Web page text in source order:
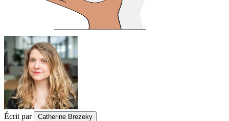
Écrit par Catherine Brezeky